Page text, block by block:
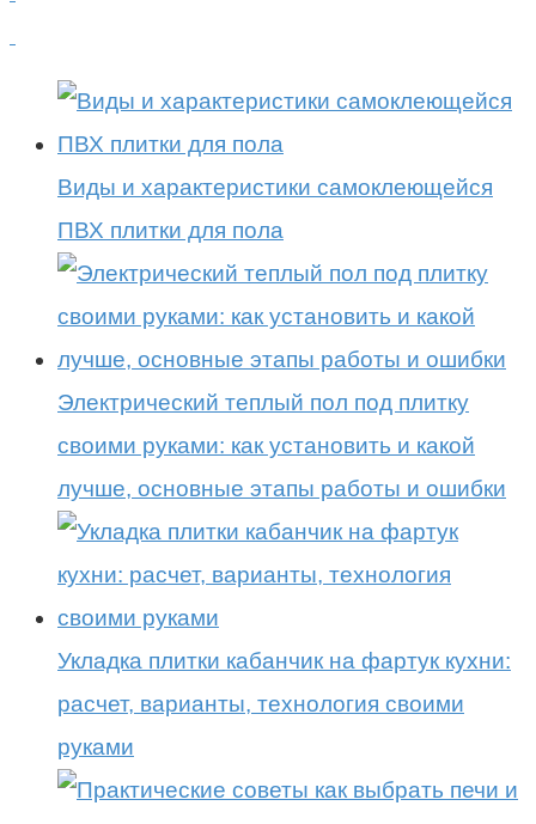
Виды и характеристики самоклеющейся
ПВХ плитки для пола
Электрический теплый пол под плитку
своими руками: как установить и какой
лучше, основные этапы работы и ошибки
Укладка плитки кабанчик на фартук кухни:
расчет, варианты, технология своими
руками